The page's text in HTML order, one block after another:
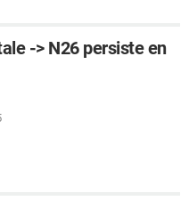
-> N26 persiste en